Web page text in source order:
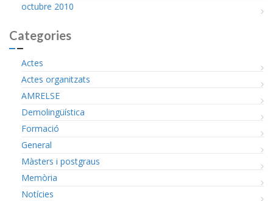
octubre 2010
Categories
Actes
Actes organitzats
AMRELSE
Demolingüística
Formació
General
Màsters i postgraus
Memòria
Notícies